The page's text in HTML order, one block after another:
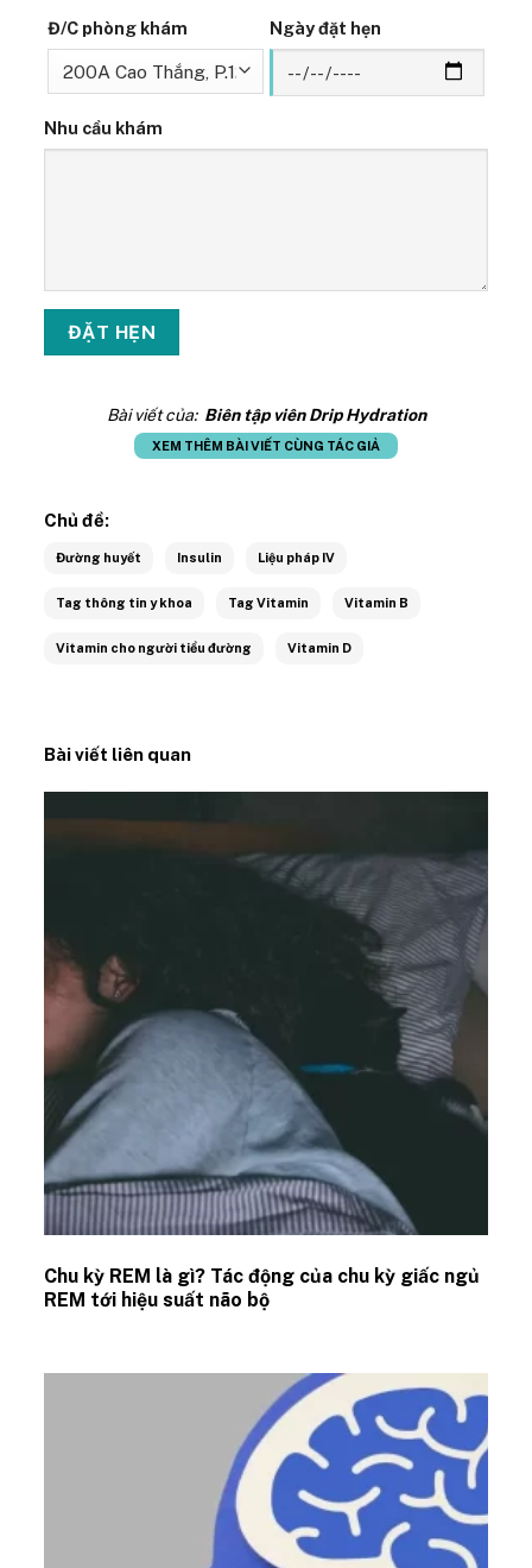
Đ/C phòng khám Ngày đặt hẹn
Nhu cầu khám
Bài viết của: Biên tập viên Drip Hydration
XEM THÊM BÀI VIẾT CÙNG TÁC GIẢ
Chủ đề:
Đường huyết Insulin Liệu pháp IV
Tag thông tin y khoa Tag Vitamin Vitamin B
Vitamin cho người tiểu đường Vitamin D
Bài viết liên quan
Chu kỳ REM là gì? Tác động của chu kỳ giấc ngủ
REM tới hiệu suất não bộ